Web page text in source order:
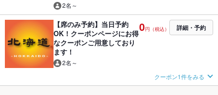
2名～
【席のみ予約】当日予約
OK！クーポンページにお得
なクーポンご用意しており
ます！
2名～
0円（税込） 詳細・予約
クーポン1件をみる